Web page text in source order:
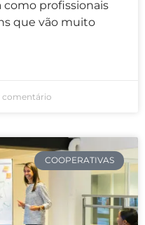
como profissionais
que vão muito
comentário
COOPERATIVAS